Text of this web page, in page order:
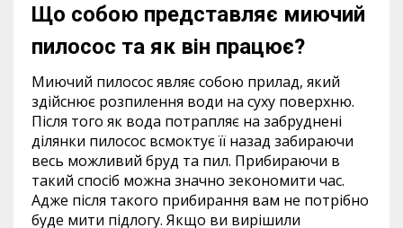
Що собою представляє миючий
пилосос та як він працює?
Миючий пилосос являє собою прилад, який
здійснює розпилення води на суху поверхню.
Після того як вода потрапляє на забруднені
ділянки пилосос всмоктує її назад забираючи
весь можливий бруд та пил. Прибираючи в
такий спосіб можна значно зекономити час.
Адже після такого прибирання вам не потрібно
буде мити підлогу. Якщо ви вирішили